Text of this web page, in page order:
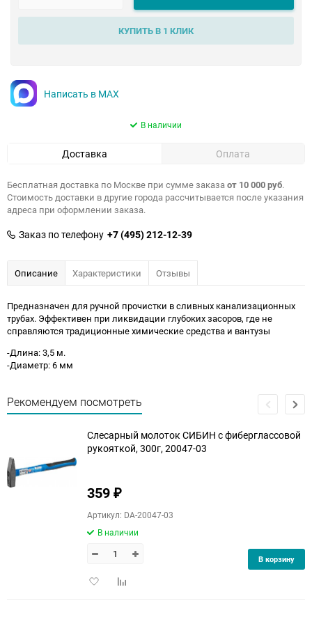
КУПИТЬ В 1 КЛИК
Написать в MAX
В наличии
Доставка Оплата
Бесплатная доставка по Москве при сумме заказаот 10 000 руб.
Стоимость доставки в другие города рассчитывается после указания
адреса при оформлении заказа.
Заказ по телефону +7 (495) 212-12-39
Описание Характеристики Отзывы
Предназначен для ручной прочистки в сливных канализационных
трубах. Эффективен при ликвидации глубоких засоров, где не
справляются традиционные химические средства и вантузы
-Длина: 3,5 м.
-Диаметр: 6 мм
Рекомендуем посмотреть
Слесарный молоток СИБИН с фиберглассовой
рукояткой, 300г, 20047-03
359 ₽
Артикул: DA-20047-03
В наличии
ДобавитьДобавить
В корзину